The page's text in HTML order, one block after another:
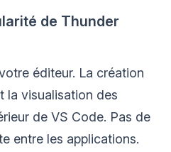
de Thunder
éditeur. La création
la visualisation des
de VS Code. Pas de
entre les applications.